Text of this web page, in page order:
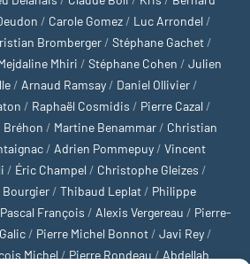
/ Carole Gomez / Luc Arrondel /
Bromberger / Stéphane Gachet /
Mhiri / Stéphane Cohen / Julien
/ Arnaud Ramsay / Daniel Ollivier /
/ Raphaël Cosmidis / Pierre Cazal /
Bréhon / Martine Benammar / Christian
/ Adrien Pommepuy / Vincent
/ Éric Champel / Christophe Gleizes /
Bourgier / Thibaud Leplat / Philippe
Pascal François / Alexis Vergereau / Pierre-
/ Pierre Michel Bonnot / Javi Rey /
Michel / Pierre Rondeau / Abdellah